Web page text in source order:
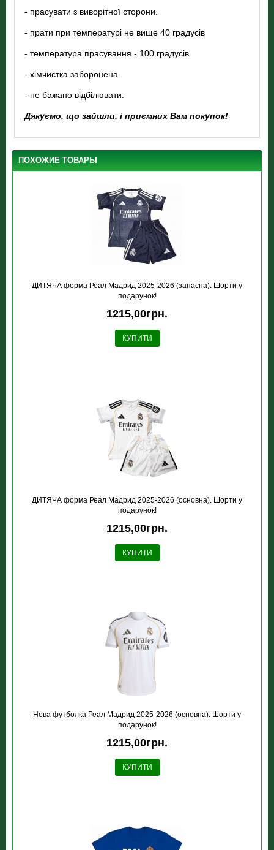
- прасувати з виворітної сторони.
- прати при температурі не вище 40 градусів
- температура прасування - 100 градусів
- хімчистка заборонена
- не бажано відбілювати.
Дякуємо, що зайшли, і приємних Вам покупок!
ПОХОЖИЕ ТОВАРЫ
ДИТЯЧА форма Реал Мадрид 2025-2026 (запасна). Шорти у
подарунок!
1215,00грн.
КУПИТИ
ДИТЯЧА форма Реал Мадрид 2025-2026 (основна). Шорти у
подарунок!
1215,00грн.
КУПИТИ
Нова футболка Реал Мадрид 2025-2026 (основна). Шорти у
подарунок!
1215,00грн.
КУПИТИ